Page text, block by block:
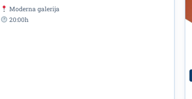
Moderna galerija
20:00h